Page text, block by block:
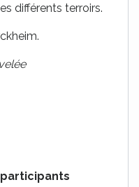
différents terroirs.